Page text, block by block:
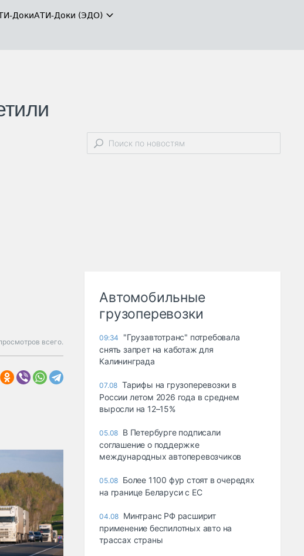
ДокиАТИ-Доки (ЭДО)
всего.
Автомобильные
грузоперевозки
09:34
"Грузавтотранс" потребовала
снять запрет на каботаж для
Калининграда
07.08 Тарифы на грузоперевозки в
России летом 2026 года в среднем
выросли на 12–15%
05.08 В Петербурге подписали
соглашение о поддержке
международных автоперевозчиков
05.08 Более 1100 фур стоят в очередях
на границе Беларуси с ЕС
04.08 Минтранс РФ расширит
применение беспилотных авто на
трассах страны